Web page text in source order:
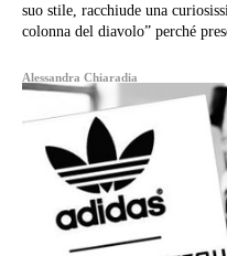
suo stile, racchiude una
colonna del diavolo” perché
Alessandra Chiaradia